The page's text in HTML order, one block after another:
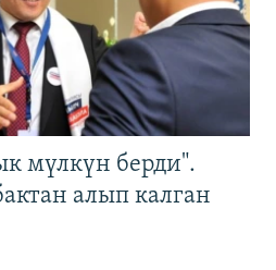
мүлкүн берди".
алып калган